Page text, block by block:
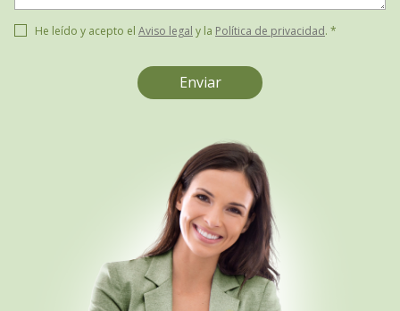
He leído y acepto el Aviso legal y la Política de privacidad. *